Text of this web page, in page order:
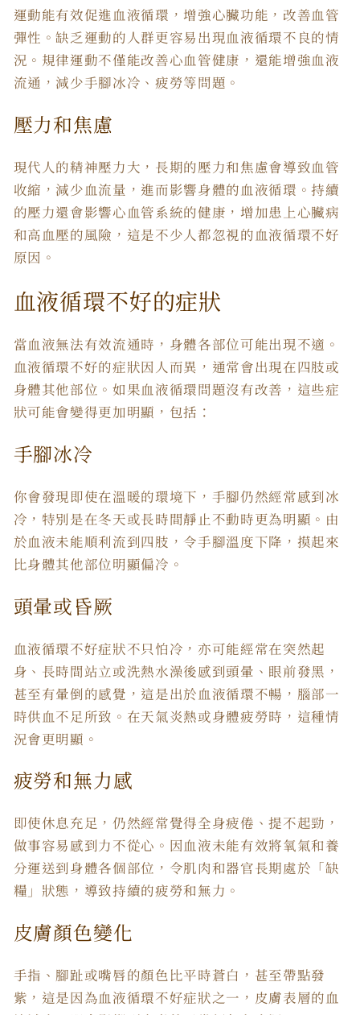
運動能有效促進血液循環，增強心臟功能，改善血管
彈性。缺乏運動的人群更容易出現血液循環不良的情
況。規律運動不僅能改善心血管健康，還能增強血液
流通，減少手腳冰冷、疲勞等問題。
壓力和焦慮
現代人的精神壓力大，長期的壓力和焦慮會導致血管
收縮，減少血流量，進而影響身體的血液循環。持續
的壓力還會影響心血管系統的健康，增加患上心臟病
和高血壓的風險，這是不少人都忽視的血液循環不好
原因。
血液循環不好的症狀
當血液無法有效流通時，身體各部位可能出現不適。
血液循環不好的症狀因人而異，通常會出現在四肢或
身體其他部位。如果血液循環問題沒有改善，這些症
狀可能會變得更加明顯，包括：
手腳冰冷
你會發現即使在溫暖的環境下，手腳仍然經常感到冰
冷，特別是在冬天或長時間靜止不動時更為明顯。由
於血液未能順利流到四肢，令手腳溫度下降，摸起來
比身體其他部位明顯偏冷。
頭暈或昏厥
血液循環不好症狀不只怕冷，亦可能經常在突然起
身、長時間站立或洗熱水澡後感到頭暈、眼前發黑，
甚至有暈倒的感覺，這是出於血液循環不暢，腦部一
時供血不足所致。在天氣炎熱或身體疲勞時，這種情
況會更明顯。
疲勞和無力感
即使休息充足，仍然經常覺得全身疲倦、提不起勁，
做事容易感到力不從心。因血液未能有效將氧氣和養
分運送到身體各個部位，令肌肉和器官長期處於「缺
糧」狀態，導致持續的疲勞和無力。
皮膚顏色變化
手指、腳趾或嘴唇的顏色比平時蒼白，甚至帶點發
紫，這是因為血液循環不好症狀之一，皮膚表層的血